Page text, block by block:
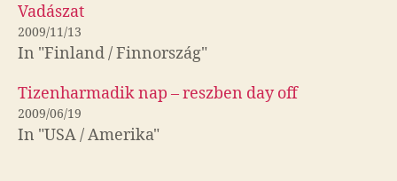
Vadászat
2009/11/13
In "Finland / Finnország"
Tizenharmadik nap – reszben day off
2009/06/19
In "USA / Amerika"